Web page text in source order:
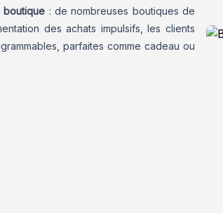
boutique : de nombreuses boutiques de
des achats impulsifs, les clients
parfaites comme cadeau ou